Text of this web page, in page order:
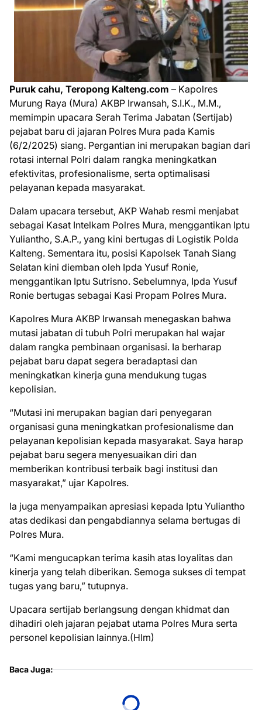
Puruk cahu, Teropong Kalteng.com – Kapolres
Murung Raya (Mura) AKBP Irwansah, S.I.K., M.M.,
memimpin upacara Serah Terima Jabatan (Sertijab)
pejabat baru di jajaran Polres Mura pada Kamis
(6/2/2025) siang. Pergantian ini merupakan bagian dari
rotasi internal Polri dalam rangka meningkatkan
efektivitas, profesionalisme, serta optimalisasi
pelayanan kepada masyarakat.
Dalam upacara tersebut, AKP Wahab resmi menjabat
sebagai Kasat Intelkam Polres Mura, menggantikan Iptu
Yuliantho, S.A.P., yang kini bertugas di Logistik Polda
Kalteng. Sementara itu, posisi Kapolsek Tanah Siang
Selatan kini diemban oleh Ipda Yusuf Ronie,
menggantikan Iptu Sutrisno. Sebelumnya, Ipda Yusuf
Ronie bertugas sebagai Kasi Propam Polres Mura.
Kapolres Mura AKBP Irwansah menegaskan bahwa
mutasi jabatan di tubuh Polri merupakan hal wajar
dalam rangka pembinaan organisasi. Ia berharap
pejabat baru dapat segera beradaptasi dan
meningkatkan kinerja guna mendukung tugas
kepolisian.
“Mutasi ini merupakan bagian dari penyegaran
organisasi guna meningkatkan profesionalisme dan
pelayanan kepolisian kepada masyarakat. Saya harap
pejabat baru segera menyesuaikan diri dan
memberikan kontribusi terbaik bagi institusi dan
masyarakat,” ujar Kapolres.
Ia juga menyampaikan apresiasi kepada Iptu Yuliantho
atas dedikasi dan pengabdiannya selama bertugas di
Polres Mura.
“Kami mengucapkan terima kasih atas loyalitas dan
kinerja yang telah diberikan. Semoga sukses di tempat
tugas yang baru,” tutupnya.
Upacara sertijab berlangsung dengan khidmat dan
dihadiri oleh jajaran pejabat utama Polres Mura serta
personel kepolisian lainnya.(Hlm)
Baca Juga: